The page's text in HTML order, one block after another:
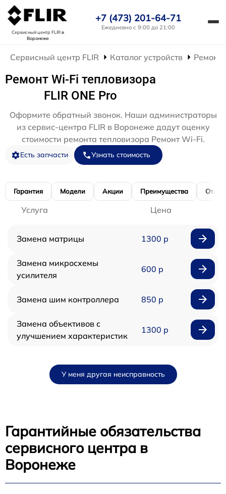
Сервисный центр FLIRв
Воронеже
+7 (473) 201-64-71
Ежедневно с 9:00 до 21:00
Сервисный центр FLIR Каталог устройств Ремонт
Ремонт Wi-Fi тепловизора
FLIR ONE Pro
Оформите обратный звонок. Наши администраторы
из сервис-центра FLIR в Воронеже дадут оценку
стоимости ремонта тепловизора Ремонт Wi-Fi.
Есть запчасти Узнать стоимость
Гарантия Модели Акции Преимущества
Услуга Цена
Замена матрицы 1300 р
Замена микросхемы
усилителя
600 р
Замена шим контроллера 850 р
Замена объективов с
улучшением характеристик
1300 р
У меня другая неисправность
Гарантийные обязательства
сервисного центра в
Воронеже